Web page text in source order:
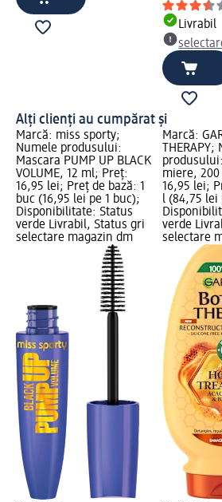
Livrabil
Alți clienți au cumpărat și
Marcă: miss sporty;
Numele produsului:
Mascara PUMP UP BLACK
VOLUME, 12 ml; Preț:
16,95 lei; Preț de bază: 1
buc (16,95 lei pe 1 buc);
Disponibilitate: Status
verde Livrabil, Status gri
selectare magazin dm
Marcă:
THERAPY;
miere,
16,95 lei;
l (84,75 lei
verde
selectare